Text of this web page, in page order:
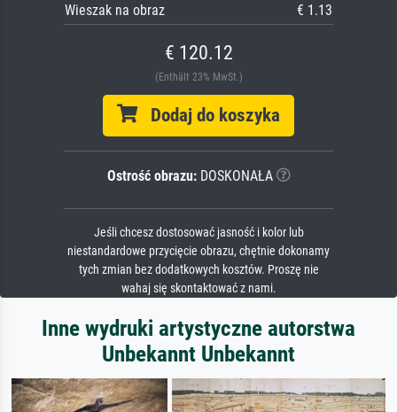
Wieszak na obraz
€ 1.13
€ 120.12
(Enthält 23% MwSt.)
Dodaj do koszyka
Ostrość obrazu:DOSKONAŁA
Jeśli chcesz dostosować jasność i kolor lub
niestandardowe przycięcie obrazu, chętnie dokonamy
tych zmian bez dodatkowych kosztów. Proszę nie
wahaj się skontaktować z nami.
Inne wydruki artystyczne autorstwa
Unbekannt Unbekannt